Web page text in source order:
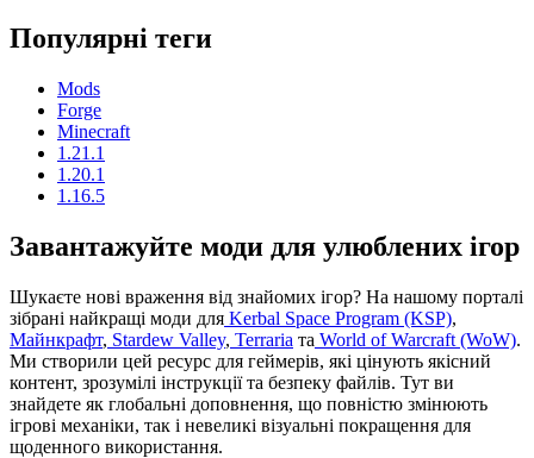
Популярні теги
Mods
Forge
Minecraft
1.21.1
1.20.1
1.16.5
Завантажуйте моди для улюблених ігор
Шукаєте нові враження від знайомих ігор? На нашому порталі
зібрані найкращі моди для Kerbal Space Program (KSP),
Майнкрафт, Stardew Valley, Terraria та World of Warcraft (WoW).
Ми створили цей ресурс для геймерів, які цінують якісний
контент, зрозумілі інструкції та безпеку файлів. Тут ви
знайдете як глобальні доповнення, що повністю змінюють
ігрові механіки, так і невеликі візуальні покращення для
щоденного використання.